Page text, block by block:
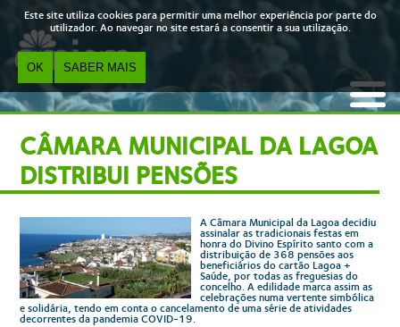
Este site utiliza cookies para permitir uma melhor experiência por parte do
utilizador. Ao navegar no site estará a consentir a sua utilização.
OK SABER MAIS
CÂMARA MUNICIPAL DA LAGOA
DISTRIBUI PENSÕES
A Câmara Municipal da Lagoa decidiu
assinalar as tradicionais festas em
honra do Divino Espírito santo com a
distribuição de 368 pensões aos
beneficiários do cartão Lagoa +
Saúde, por todas as freguesias do
concelho. A edilidade marca assim as
celebrações numa vertente simbólica
e solidária, tendo em conta o cancelamento de uma série de atividades
decorrentes da pandemia COVID-19.